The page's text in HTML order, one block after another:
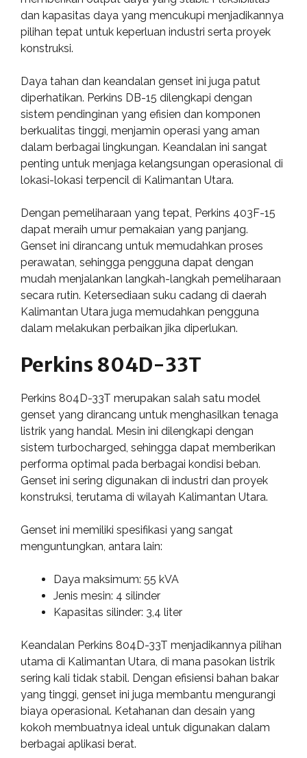
dan kapasitas daya yang mencukupi menjadikannya
pilihan tepat untuk keperluan industri serta proyek
konstruksi.
Daya tahan dan keandalan genset ini juga patut
diperhatikan. Perkins DB-15 dilengkapi dengan
sistem pendinginan yang efisien dan komponen
berkualitas tinggi, menjamin operasi yang aman
dalam berbagai lingkungan. Keandalan ini sangat
penting untuk menjaga kelangsungan operasional di
lokasi-lokasi terpencil di Kalimantan Utara.
Dengan pemeliharaan yang tepat, Perkins 403F-15
dapat meraih umur pemakaian yang panjang.
Genset ini dirancang untuk memudahkan proses
perawatan, sehingga pengguna dapat dengan
mudah menjalankan langkah-langkah pemeliharaan
secara rutin. Ketersediaan suku cadang di daerah
Kalimantan Utara juga memudahkan pengguna
dalam melakukan perbaikan jika diperlukan.
Perkins 804D-33T
Perkins 804D-33T merupakan salah satu model
genset yang dirancang untuk menghasilkan tenaga
listrik yang handal. Mesin ini dilengkapi dengan
sistem turbocharged, sehingga dapat memberikan
performa optimal pada berbagai kondisi beban.
Genset ini sering digunakan di industri dan proyek
konstruksi, terutama di wilayah Kalimantan Utara.
Genset ini memiliki spesifikasi yang sangat
menguntungkan, antara lain:
Daya maksimum: 55 kVA
Jenis mesin: 4 silinder
Kapasitas silinder: 3,4 liter
Keandalan Perkins 804D-33T menjadikannya pilihan
utama di Kalimantan Utara, di mana pasokan listrik
sering kali tidak stabil. Dengan efisiensi bahan bakar
yang tinggi, genset ini juga membantu mengurangi
biaya operasional. Ketahanan dan desain yang
kokoh membuatnya ideal untuk digunakan dalam
berbagai aplikasi berat.